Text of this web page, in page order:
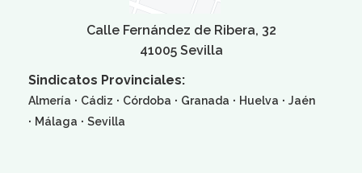
Calle Fernández de Ribera, 32
41005 Sevilla
Sindicatos Provinciales:
Almería · Cádiz · Córdoba · Granada · Huelva · Jaén
· Málaga · Sevilla